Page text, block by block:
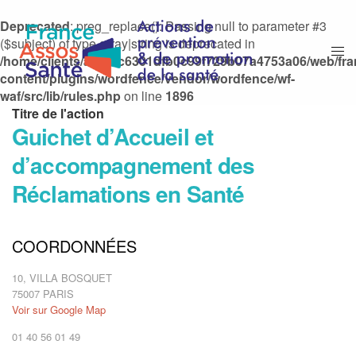
Deprecated: preg_replace(): Passing null to parameter #3
($subject) of type array|string is deprecated in
/home/clients/afd0bc6301dfb0c99f729b07a4753a06/web/
content/plugins/wordfence/vendor/wordfence/wf-
waf/src/lib/rules.phpon line 1896
Titre de l'action
Guichet d’Accueil et
d’accompagnement des
Réclamations en Santé
Type d'action
Permanences téléphoniques et physiques
COORDONNÉES
10, VILLA BOSQUET
75007 PARIS
Voir sur Google Map
01 40 56 01 49